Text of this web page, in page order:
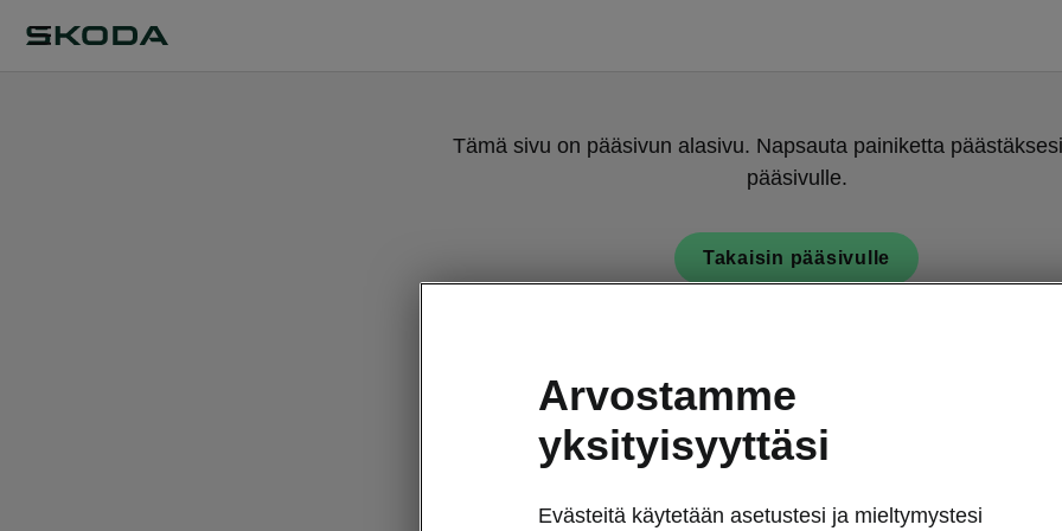
Tämä sivu on pääsivun alasivu. Napsauta painiketta
pääsivulle.
Takaisin pääsivulle
Arvostamme
yksityisyyttäsi
Evästeitä käytetään asetustesi ja mieltymystesi